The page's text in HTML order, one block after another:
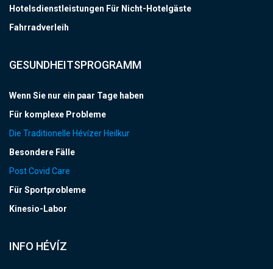
Hotelsdienstleistungen Für Nicht-Hotelgäste
Fahrradverleih
GESUNDHEITSPROGRAMM
Wenn Sie nur ein paar Tage haben
Für komplexe Probleme
Die Traditionelle Hévízer Heilkur
Besondere Fälle
Post Covid Care
Für Sportprobleme
Kinesio-Labor
INFO HÉVÍZ